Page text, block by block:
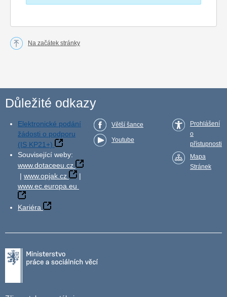
Na začátek stránky
Důležité odkazy
Elektronické podání
žádosti o podporu
(IS KP21+)
Související weby:
www.dotaceeu.cz
| www.opjak.cz
|
www.ec.europa.eu
Kariéra
Větší šance
Youtube
Prohlášení
o
přístupnosti
Mapa
Stránek